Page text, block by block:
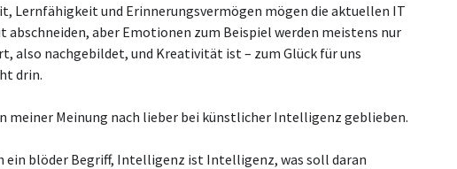
Lernfähigkeit und Erinnerungsvermögen mögen die aktuellen IT
abschneiden, aber Emotionen zum Beispiel werden meistens nur
also nachgebildet, und Kreativität ist – zum Glück für uns
drin.
meiner Meinung nach lieber bei künstlicher Intelligenz geblieben.
ein blöder Begriff, Intelligenz ist Intelligenz, was soll daran